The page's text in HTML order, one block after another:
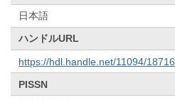
日本語
ハンドルURL
https://hdl.handle.net/11094/18716
PISSN